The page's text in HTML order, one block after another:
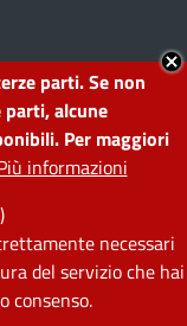
parti. Se non
alcune
Per maggiori
informazioni
necessari
del servizio che hai
consenso.